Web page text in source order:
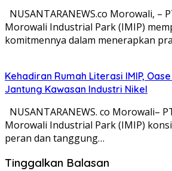
NUSANTARANEWS.co Morowali, –
Morowali Industrial Park (IMIP)
komitmennya dalam menerapkan
Kehadiran Rumah Literasi IMIP,
Jantung Kawasan Industri Nikel
NUSANTARANEWS. co Morowali–
Morowali Industrial Park (IMIP)
peran dan tanggung…
Tinggalkan Balasan